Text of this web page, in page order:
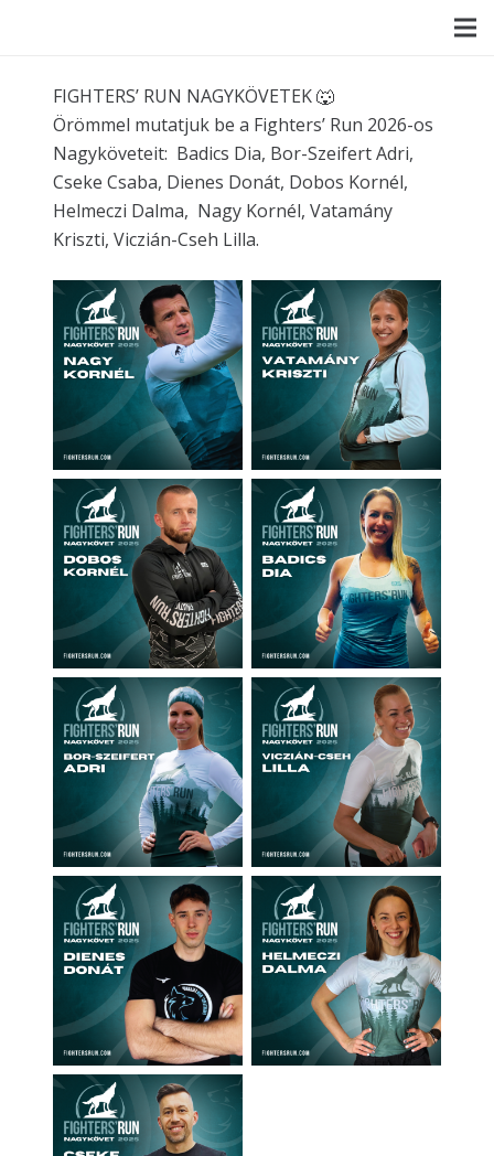
FIGHTERS’ RUN NAGYKÖVETEK 🐺
Örömmel mutatjuk be a Fighters’ Run 2026-os
Nagyköveteit: Badics Dia, Bor-Szeifert Adri,
Cseke Csaba, Dienes Donát, Dobos Kornél,
Helmeczi Dalma, Nagy Kornél, Vatamány
Kriszti, Viczián-Cseh Lilla.